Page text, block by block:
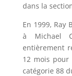
dans la
En 1999, Ray
à Michael
entièrement
12 mois
catégorie 88